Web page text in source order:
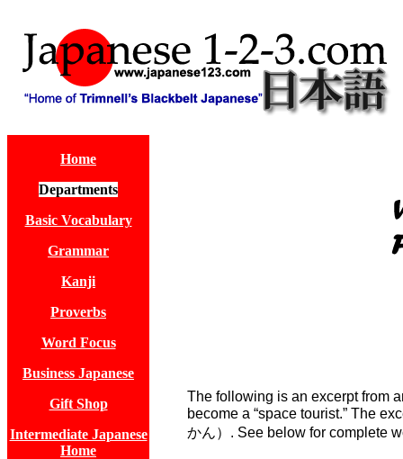
Home
Departments
Basic Vocabulary
Grammar
Kanji
Proverbs
Word Focus
Business Japanese
Gift Shop
Intermediate Japanese
Home
The following is an excerpt from
become a “space tourist.” The
かん） . See below for complete